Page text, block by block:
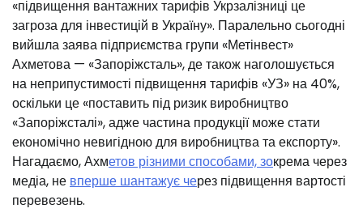
«підвищення вантажних тарифів Укрзалізниці це
загроза для інвестицій в Україну». Паралельно сьогодні
вийшла заява підприємства групи «Метінвест»
Ахметова — «Запоріжсталь», де також наголошується
на неприпустимості підвищення тарифів «УЗ» на 40%,
оскільки це «поставить під ризик виробництво
«Запоріжсталі», адже частина продукції може стати
економічно невигідною для виробництва та експорту».
Нагадаємо, Ахметов різними способами, зокрема через
медіа, не вперше шантажує через підвищення вартості
перевезень.